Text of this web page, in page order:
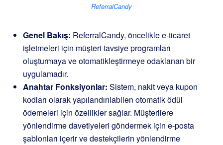
ReferralCandy
Genel Bakış: ReferralCandy, öncelikle e-ticaret
işletmeleri için müşteri tavsiye programları
oluşturmaya ve otomatikleştirmeye odaklanan bir
uygulamadır.
Anahtar Fonksiyonlar: Sistem, nakit veya kupon
kodları olarak yapılandırılabilen otomatik ödül
ödemeleri için özellikler sağlar. Müşterilere
yönlendirme davetiyeleri göndermek için e-posta
şablonları içerir ve destekçilerin yönlendirme